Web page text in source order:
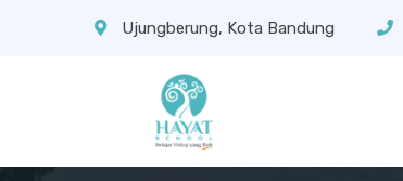
Ujungberung, Kota Bandung